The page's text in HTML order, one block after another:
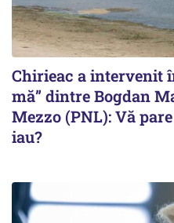
Chirieac a intervenit
mă” dintre Bogdan
Mezzo (PNL): Vă
iau?